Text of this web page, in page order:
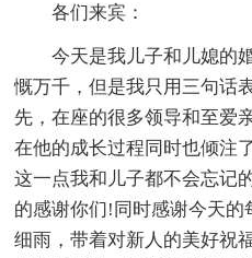
各们来宾：
今天是我儿子和儿媳的
慨万千，但是我只用三句话
先，在座的很多领导和至爱
在他的成长过程同时也倾注
这一点我和儿子都不会忘记
的感谢你们!同时感谢今天
细雨，带着对新人的美好祝